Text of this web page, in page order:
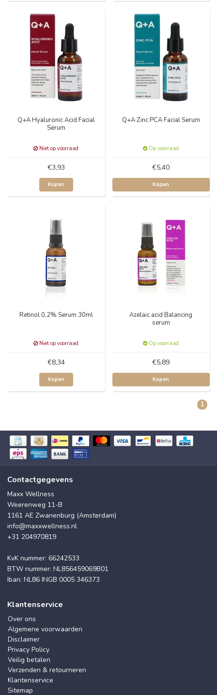
Q+A Hyaluronic Acid Facial
Serum
Niet op voorraad
€3,93
Kopen
Q+A Zinc PCA Facial Serum
Op voorraad
€5,40
Kopen
Retinol 0,2% Serum 30ml
Niet op voorraad
€8,34
Kopen
Azelaic acid Balancing
serum
Op voorraad
€5,89
Kopen
1
Contactgegevens
Maxx Wellness
Weerenweg 11-B
1161 AE Zwanenburg (Amsterdam)
info@maxxwellness.nl
+31 204970819
KvK nummer: 66242533
BTW nummer: NL856459069B01
Iban: NL86 INGB 0005 346373
Klantenservice
Over ons
Algemene voorwaarden
Disclaimer
Privacy Policy
Veilig betalen
Verzenden & retourneren
Klantenservice
Sitemap